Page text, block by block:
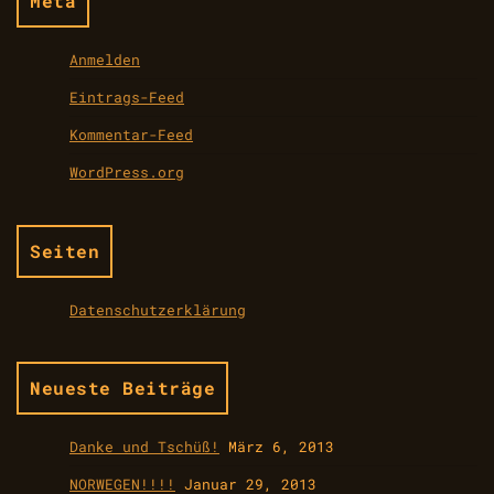
Anmelden
Eintrags-Feed
Kommentar-Feed
WordPress.org
Seiten
Datenschutzerklärung
Neueste Beiträge
Danke und Tschüß!
März 6, 2013
NORWEGEN!!!!
Januar 29, 2013